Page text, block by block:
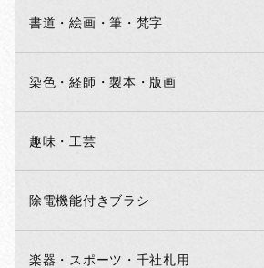
書道・絵画・筆・梵字
染色・経師・製本・版画
趣味・工芸
除電機能付きブラシ
楽器・スポーツ・千社札用